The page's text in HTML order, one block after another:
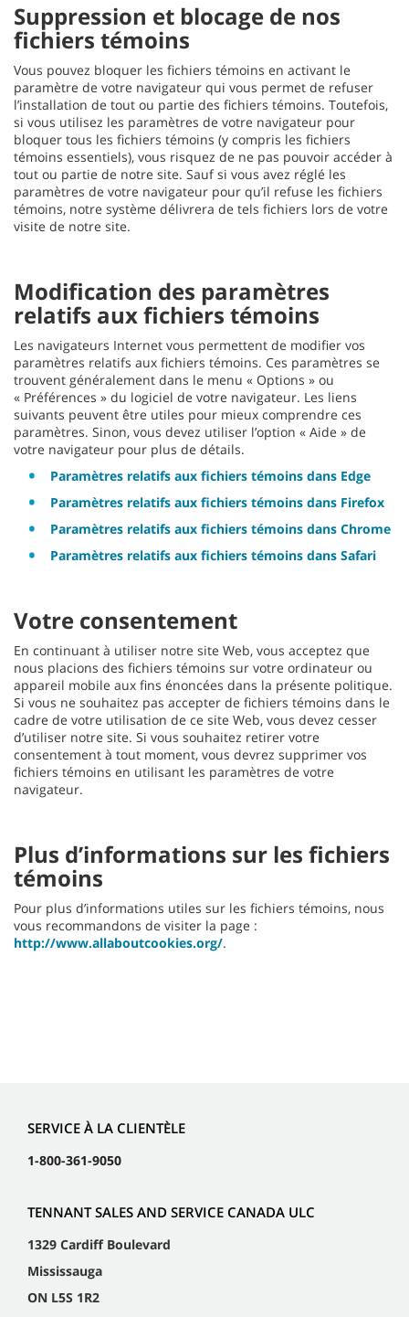
Suppression et blocage de nos
fichiers témoins
Vous pouvez bloquer les fichiers témoins en activant le
paramètre de votre navigateur qui vous permet de refuser
l’installation de tout ou partie des fichiers témoins. Toutefois,
si vous utilisez les paramètres de votre navigateur pour
bloquer tous les fichiers témoins (y compris les fichiers
témoins essentiels), vous risquez de ne pas pouvoir accéder à
tout ou partie de notre site. Sauf si vous avez réglé les
paramètres de votre navigateur pour qu’il refuse les fichiers
témoins, notre système délivrera de tels fichiers lors de votre
visite de notre site.
Modification des paramètres
relatifs aux fichiers témoins
Les navigateurs Internet vous permettent de modifier vos
paramètres relatifs aux fichiers témoins. Ces paramètres se
trouvent généralement dans le menu « Options » ou
« Préférences » du logiciel de votre navigateur. Les liens
suivants peuvent être utiles pour mieux comprendre ces
paramètres. Sinon, vous devez utiliser l’option « Aide » de
votre navigateur pour plus de détails.
Paramètres relatifs aux fichiers témoins dans Edge
Paramètres relatifs aux fichiers témoins dans Firefox
Paramètres relatifs aux fichiers témoins dans Chrome
Paramètres relatifs aux fichiers témoins dans Safari
Votre consentement
En continuant à utiliser notre site Web, vous acceptez que
nous placions des fichiers témoins sur votre ordinateur ou
appareil mobile aux fins énoncées dans la présente politique.
Si vous ne souhaitez pas accepter de fichiers témoins dans le
cadre de votre utilisation de ce site Web, vous devez cesser
d’utiliser notre site. Si vous souhaitez retirer votre
consentement à tout moment, vous devrez supprimer vos
fichiers témoins en utilisant les paramètres de votre
navigateur.
Plus d’informations sur les fichiers
témoins
Pour plus d’informations utiles sur les fichiers témoins, nous
vous recommandons de visiter la page :
http://www.allaboutcookies.org/.
SERVICE À LA CLIENTÈLE
1-800-361-9050
TENNANT SALES AND SERVICE CANADA ULC
1329 Cardiff Boulevard
Mississauga
ON L5S 1R2